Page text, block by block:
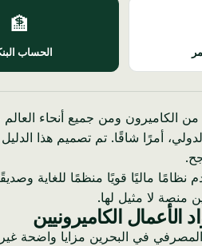
🏦
الحساب
عامًا في توجيه رواد الأعمال من الكاميرون
أمرًا شاقًا. تم تصميم هذا
ماليًا قويًا منظمًا للغاية
منصة لا مثيل لها.
الكاميرونيين
في البحرين مزايا واضحة